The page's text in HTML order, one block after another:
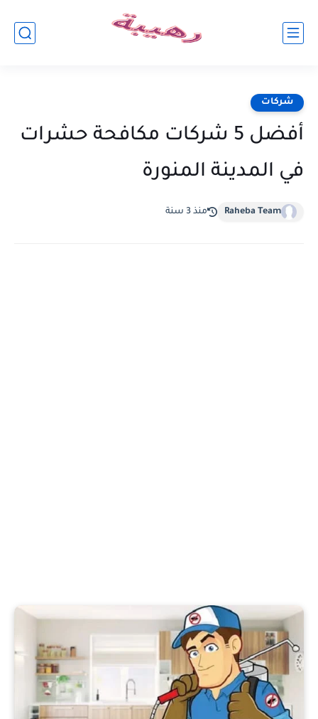
شركات
أفضل 5 شركات مكافحة حشرات
في المدينة المنورة
Raheba Team منذ 3 سنة